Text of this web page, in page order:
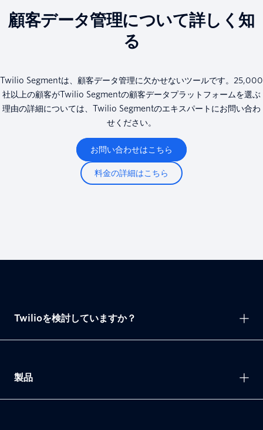
顧客データ管理について詳しく知
る
Twilio Segmentは、顧客データ管理に欠かせないツールです。25,000
社以上の顧客がTwilio Segmentの顧客データプラットフォームを選ぶ
理由の詳細については、Twilio Segmentのエキスパートにお問い合わ
せください。
お問い合わせはこちら
料金の詳細はこちら
Twilioを検討していますか？
製品